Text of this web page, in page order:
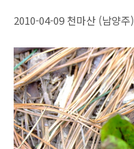
2010-04-09 천마산 (남양주)